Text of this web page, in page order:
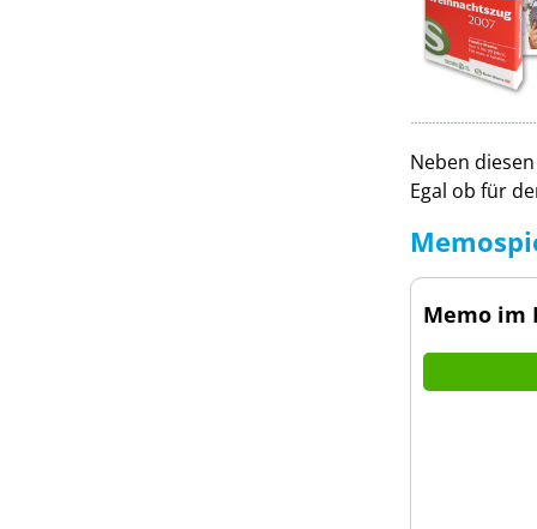
Neben
Egal ob für
Memo im